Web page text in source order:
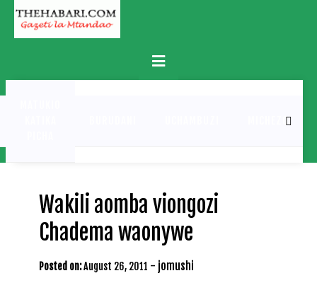
Skip
content
Primary
Menu
MICHEZO
Wakili aomba viongozi
Chadema waonywe
Posted on:August 26, 2011 - jomushi